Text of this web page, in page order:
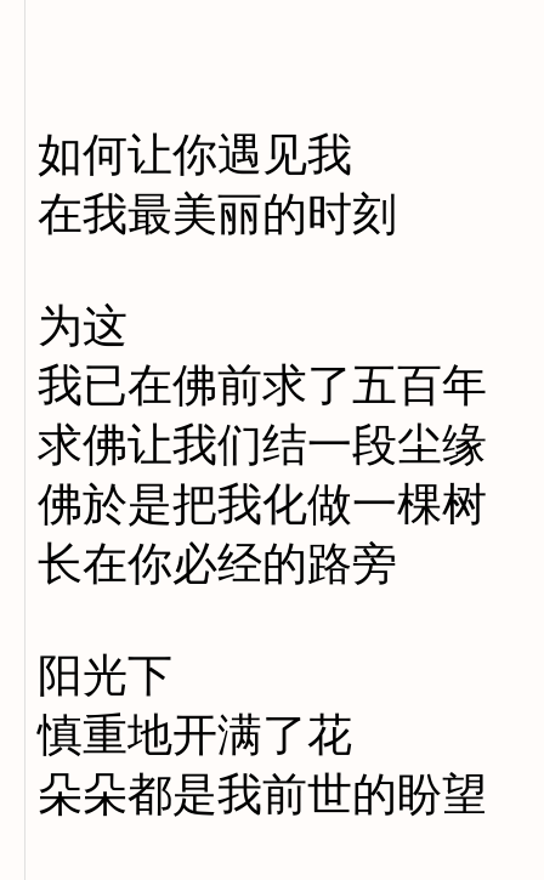
如何让你遇见我
在我最美丽的时刻
为这
我已在佛前求了五百年
求佛让我们结一段尘缘
佛於是把我化做一棵树
长在你必经的路旁
阳光下
慎重地开满了花
朵朵都是我前世的盼望